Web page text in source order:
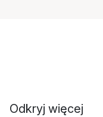
Odkryj więcej